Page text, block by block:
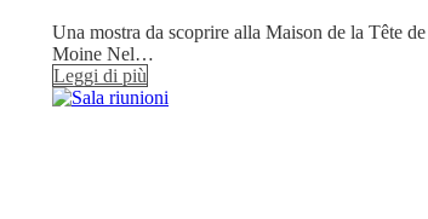
Una mostra da scoprire alla Maison de la Tête de
Moine Nel…
Leggi di più